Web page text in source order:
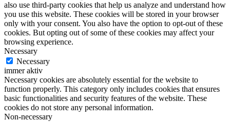
also use third-party cookies that help us analyze and understand how
you use this website. These cookies will be stored in your browser
only with your consent. You also have the option to opt-out of these
cookies. But opting out of some of these cookies may affect your
browsing experience.
Necessary
Necessary
immer aktiv
Necessary cookies are absolutely essential for the website to
function properly. This category only includes cookies that ensures
basic functionalities and security features of the website. These
cookies do not store any personal information.
Non-necessary